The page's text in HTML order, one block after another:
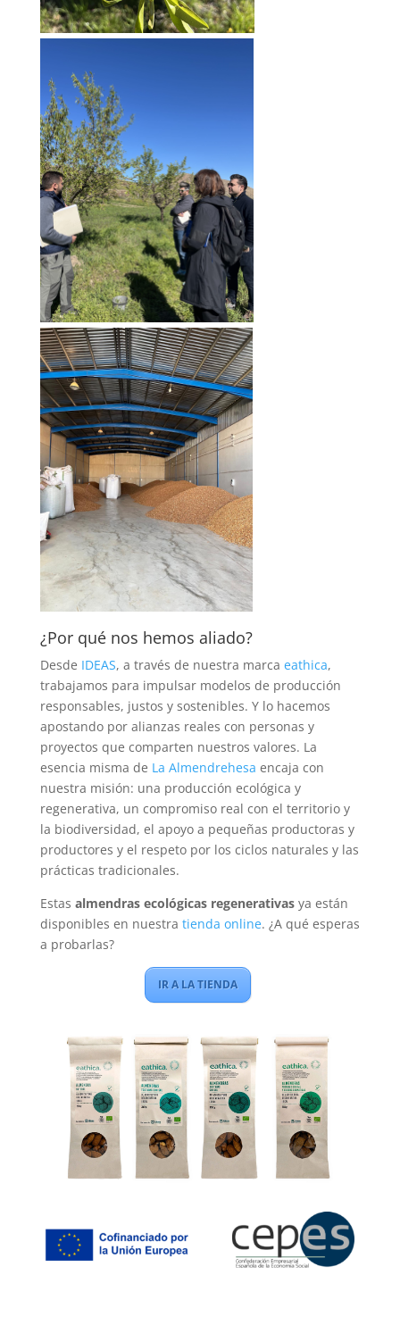
¿Por qué nos hemos aliado?
Desde IDEAS, a través de nuestra marca eathica,
trabajamos para impulsar modelos de producción
responsables, justos y sostenibles. Y lo hacemos
apostando por alianzas reales con personas y
proyectos que comparten nuestros valores. La
esencia misma de La Almendrehesa encaja con
nuestra misión: una producción ecológica y
regenerativa, un compromiso real con el territorio y
la biodiversidad, el apoyo a pequeñas productoras y
productores y el respeto por los ciclos naturales y las
prácticas tradicionales.
Estas almendras ecológicas regenerativasya están
disponibles en nuestra tienda online. ¿A qué esperas
a probarlas?
IR A LA TIENDA